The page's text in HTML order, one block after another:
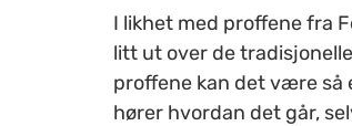
I likhet med proffene fra
litt ut over de
proffene kan det være så
hører hvordan det går,